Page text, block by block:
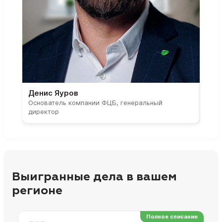
Денис Яуров
Основатель компании ФЦБ, генеральный
директор
Выигранные дела в вашем
регионе
Полное списание